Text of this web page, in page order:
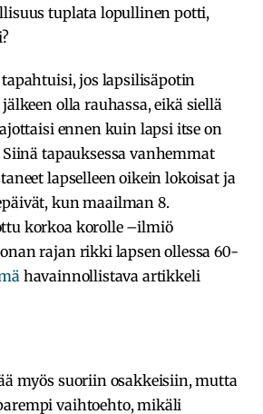
tuplata lopullinen potti,
jos lapsilisäpotin
olla rauhassa, eikä siellä
ennen kuin lapsi itse on
tapauksessa vanhemmat
lapselleen oikein lokoisat ja
kun maailman 8.
korkoa korolle –ilmiö
rajan rikki lapsen ollessa 60-
havainnollistava artikkeli
myös suoriin osakkeisiin, mutta
vaihtoehto, mikäli